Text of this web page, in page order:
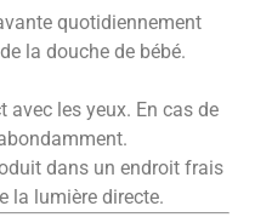
quotidiennement
la douche de bébé.
avec les yeux. En cas de
dans un endroit frais
la lumière directe.